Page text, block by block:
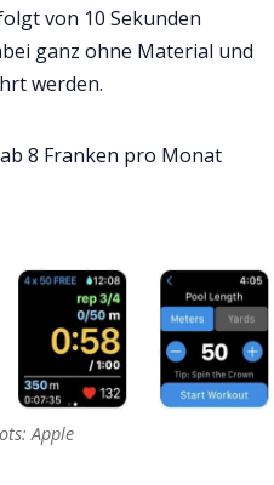
von 10 Sekunden
ganz ohne Material und
werden.
8 Franken pro Monat
Apple